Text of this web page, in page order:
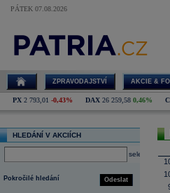
PÁTEK 07.08.2026
ZPRAVODAJSTVÍ AKCIE &
PX 2 793,01 -0,43% DAX 26 259,58 0,46%
HLEDÁNÍ V AKCIÍCH
select
Odeslat
Pokročilé hledání